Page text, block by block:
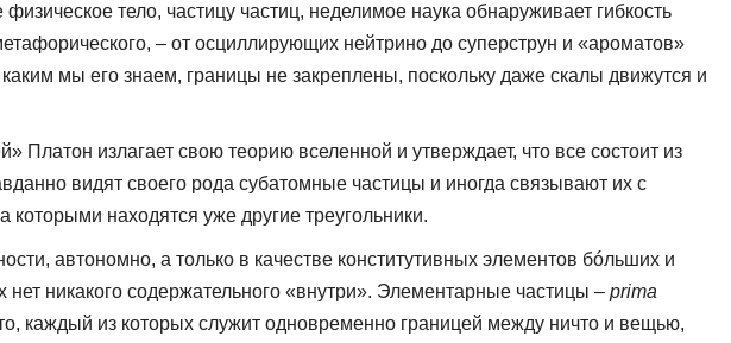
тело, частицу частиц, неделимое наука обнаруживает гибкость
– от осциллирующих нейтрино до суперструн и «ароматов»
мы его знаем, границы не закреплены, поскольку даже скалы движутся и
излагает свою теорию вселенной и утверждает, что все состоит из
видят своего рода субатомные частицы и иногда связывают их с
находятся уже другие треугольники.
автономно, а только в качестве конститутивных элементов бóльших и
никакого содержательного «внутри». Элементарные частицы – prima
каждый из которых служит одновременно границей между ничто и вещью,